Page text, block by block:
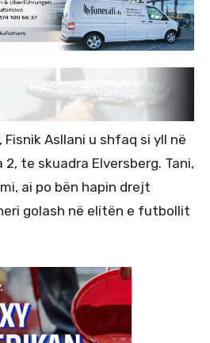
Fisnik Asllani u shfaq si yll në
te skuadra Elversberg. Tani,
ai po bën hapin drejt
golash në elitën e futbollit